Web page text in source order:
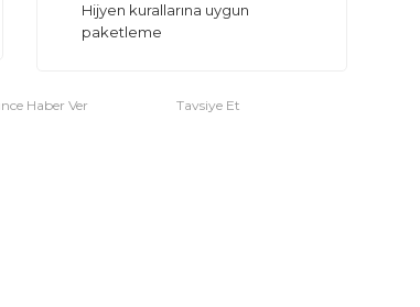
Hijyen kurallarına uygun
paketleme
Haber Ver Tavsiye Et